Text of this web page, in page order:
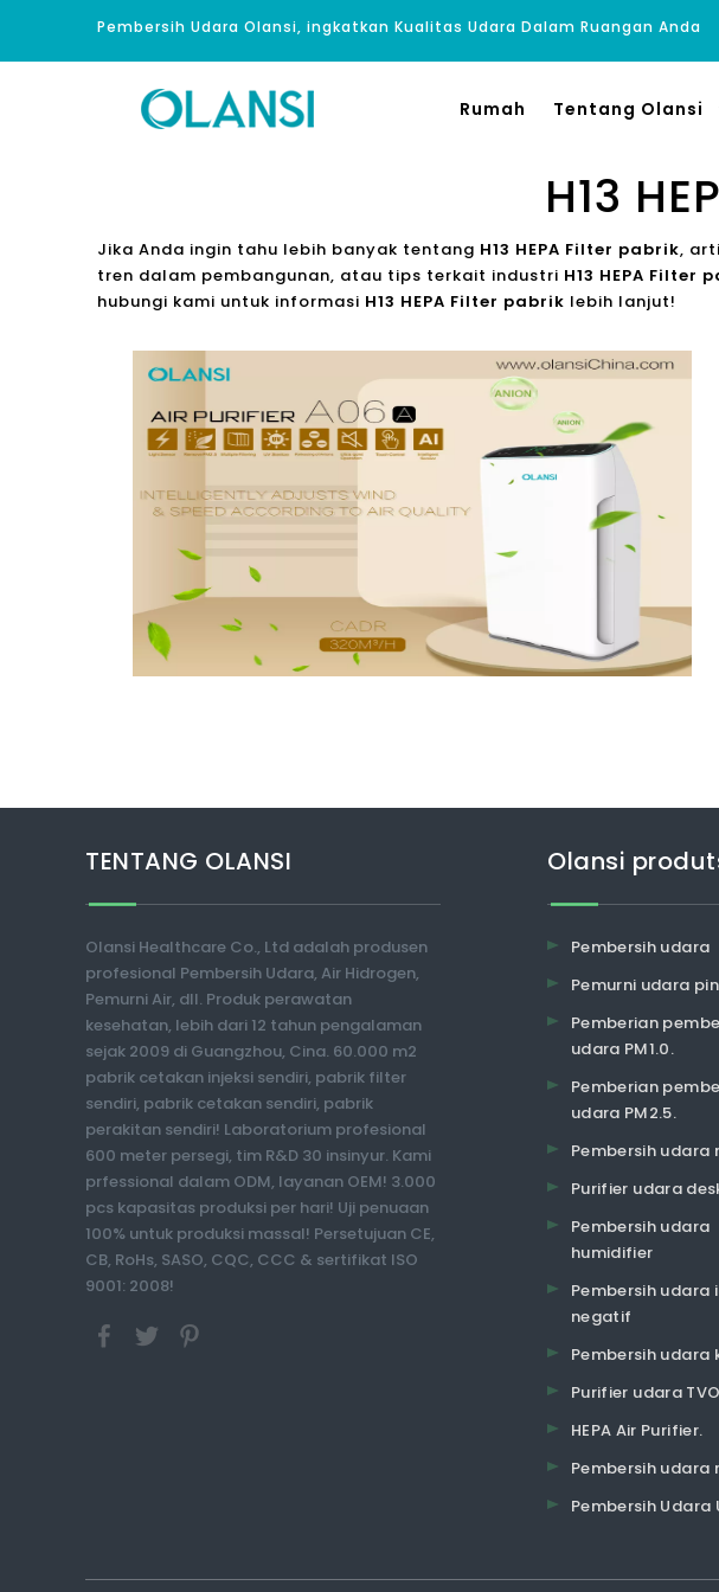
Pembersih Udara Olansi, ingkatkan Kualitas Udara Dalam Ruangan Anda
Rumah Tentang Olansi
H13
Jika Anda ingin tahu lebih banyak tentang H13 HEPA Filter pabrik,
tren dalam pembangunan, atau tips terkait industri H13 HEPA Filter
hubungi kami untuk informasi H13 HEPA Filter pabrik lebih lanjut!
TENTANG OLANSI
Olansi Healthcare Co., Ltd adalah produsen
profesional Pembersih Udara, Air Hidrogen,
Pemurni Air, dll. Produk perawatan
kesehatan, lebih dari 12 tahun pengalaman
sejak 2009 di Guangzhou, Cina. 60.000 m2
pabrik cetakan injeksi sendiri, pabrik filter
sendiri, pabrik cetakan sendiri, pabrik
perakitan sendiri! Laboratorium profesional
600 meter persegi, tim R&D 30 insinyur. Kami
prfessional dalam ODM, layanan OEM! 3.000
pcs kapasitas produksi per hari! Uji penuaan
100% untuk produksi massal! Persetujuan CE,
CB, RoHs, SASO, CQC, CCC & sertifikat ISO
9001: 2008!
Olansi
Pembersih udara
Pemurni udara
Pemberian
udara PM1.0.
Pemberian
udara PM2.5.
Pembersih udara
Purifier udara
Pembersih udara
humidifier
Pembersih udara
negatif
Pembersih udara
Purifier udara
HEPA Air Purifier.
Pembersih udara
Pembersih Udara